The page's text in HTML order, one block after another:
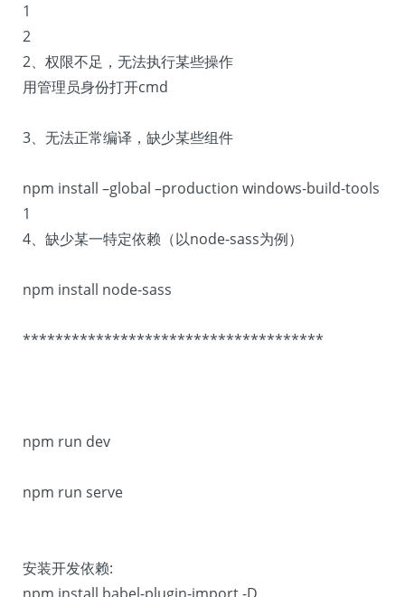
1
2
2、权限不足，无法执行某些操作
用管理员身份打开cmd
3、无法正常编译，缺少某些组件
npm install –global –production windows-build-tools
1
4、缺少某一特定依赖（以node-sass为例）
npm install node-sass
*************************************
npm run dev
npm run serve
安装开发依赖: